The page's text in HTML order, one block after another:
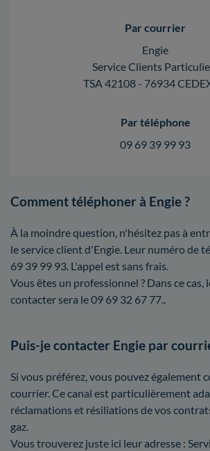
Par courrier
Engie
Service Clients
TSA 42108 - 76934
Par téléphone
09 69 39 99 93
Comment téléphoner à Engie ?
À la moindre question, n'hésitez pas à
le service client d'Engie. Leur numéro de
69 39 99 93. L'appel est sans frais.
Vous êtes un professionnel ? Dans ce cas,
contacter sera le 09 69 32 67 77..
Puis-je contacter Engie par
Si vous préférez, vous pouvez également
courrier. Ce canal est particulièrement
réclamations et résiliations de vos
gaz.
Vous trouverez juste ici leur adresse :